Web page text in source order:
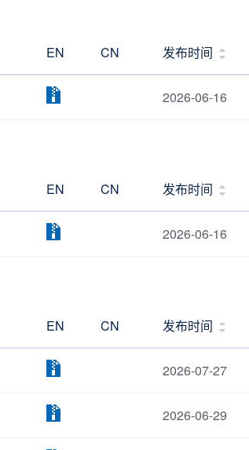
EN CN 发布时间
2026-06-16
EN CN 发布时间
2026-06-16
EN CN 发布时间
2026-07-27
2026-06-29